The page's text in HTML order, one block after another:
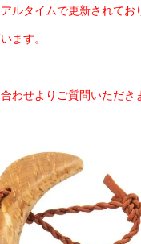
ルタイムで更新されて
ます。
わせよりご質問いただき